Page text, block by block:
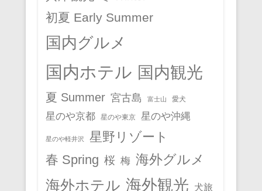
初夏 Early Summer
国内グルメ
国内ホテル 国内観光
夏 Summer 宮古島 富士山 愛犬
星のや京都 星のや東京 星のや沖縄
星のや軽井沢
星野リゾート
春 Spring 桜 梅 海外グルメ
海外ホテル 海外観光 犬旅